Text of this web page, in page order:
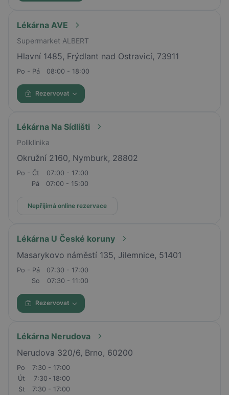
Lékárna AVE
Supermarket ALBERT
Hlavní 1485, Frýdlant nad Ostravicí, 73911
Po - Pá 08:00 - 18:00
Rezervovat
Lékárna Na Sídlišti
Poliklinika
Okružní 2160, Nymburk, 28802
Po - Čt
07:00 - 17:00
Pá
07:00 - 15:00
Nepřijímá online rezervace
Lékárna U České koruny
Masarykovo náměstí 135, Jilemnice, 51401
Po - Pá
07:30 - 17:00
So
07:30 - 11:00
Rezervovat
Lékárna Nerudova
Nerudova 320/6, Brno, 60200
Po
7:30 - 17:00
Út
7:30 - 18:00
St
7:30 - 17:00